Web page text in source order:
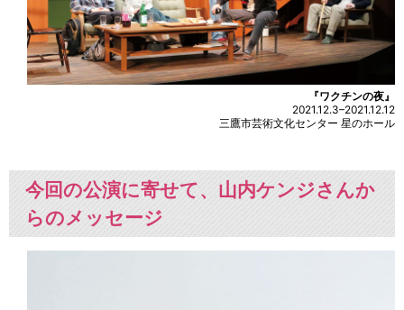
『ワクチンの夜』
2021.12.3–2021.12.12
三鷹市芸術文化センター 星のホール
今回の公演に寄せて、山内ケンジさんか
らのメッセージ